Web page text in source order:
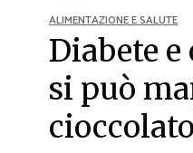
ALIMENTAZIONE E SALUTE
Diabete
si può